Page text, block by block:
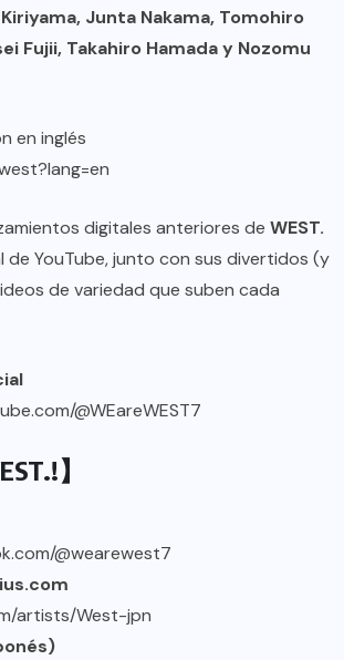
Junta Nakama, Tomohiro
Fujii, Takahiro Hamada y Nozomu
en inglés
digitales anteriores de WEST.
de YouTube, junto con sus divertidos (y
de variedad que suben cada
@WEareWEST7
】
@wearewest7
artists/West-jpn